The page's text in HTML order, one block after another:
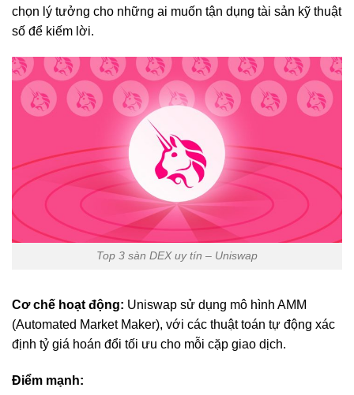
chọn lý tưởng cho những ai muốn tận dụng tài sản kỹ thuật
số để kiếm lời.
Top 3 sàn DEX uy tín – Uniswap
Cơ chế hoạt động: Uniswap sử dụng mô hình AMM
(Automated Market Maker), với các thuật toán tự động xác
định tỷ giá hoán đổi tối ưu cho mỗi cặp giao dịch.
Điểm mạnh: